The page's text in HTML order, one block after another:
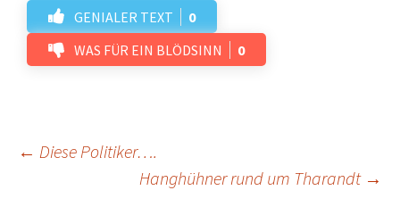
GENIALER TEXT
0
WAS FÜR EIN BLÖDSINN
0
Beitrags-
← Diese Politiker….
Hanghühner rund um Tharandt →